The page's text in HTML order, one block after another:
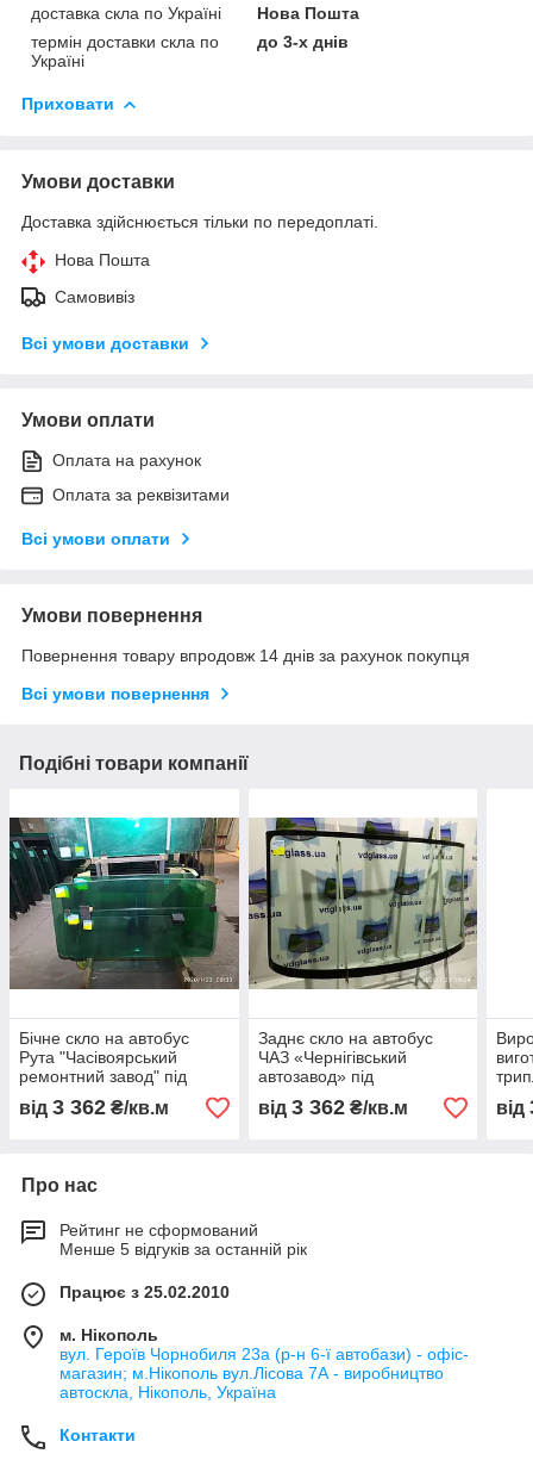
доставка скла по Україні
Нова Пошта
термін доставки скла по
Україні
до 3-х днів
Приховати
Умови доставки
Доставка здійснюється тільки по передоплаті.
Нова Пошта
Самовивіз
Всі умови доставки
Умови оплати
Оплата на рахунок
Оплата за реквізитами
Всі умови оплати
Умови повернення
Повернення товару впродовж 14 днів за рахунок покупця
Всі умови повернення
Подібні товари компанії
Бічне скло на автобус
Рута "Часівоярський
ремонтний завод" під
замовлення
від 3 362 ₴/кв.м
Заднє скло на автобус
ЧАЗ «Чернігівський
автозавод» під
замовлення
від 3 362₴/кв.м від
Про нас
Рейтинг не сформований
Менше 5 відгуків за останній рік
Працює з 25.02.2010
м. Нікополь
вул. Героїв Чорнобиля 23а (р-н 6-ї автобази) - офіс-
магазин; м.Нікополь вул.Лісова 7А - виробництво
автоскла, Нікополь, Україна
Контакти